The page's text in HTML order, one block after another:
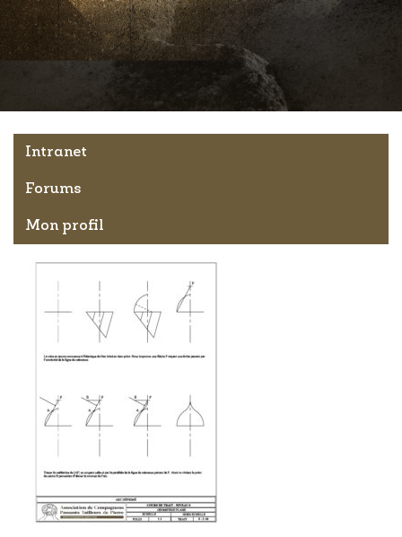
Intranet
Forums
Mon profil